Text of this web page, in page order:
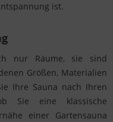
ist.
nur Räume, sie sind
Größen, Materialien
Ihre Sauna nach Ihren
Sie eine klassische
einer Gartensauna